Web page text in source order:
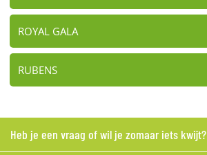
ROYAL GALA
RUBENS
Heb je een vraag of wil je zomaar iets kwijt?